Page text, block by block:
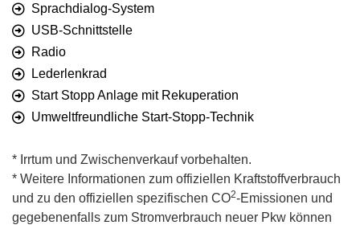
Sprachdialog-System
USB-Schnittstelle
Radio
Lederlenkrad
Start Stopp Anlage mit Rekuperation
Umweltfreundliche Start-Stopp-Technik
* Irrtum und Zwischenverkauf vorbehalten.
* Weitere Informationen zum offiziellen Kraftstoffverbrauch
und zu den offiziellen spezifischen CO2-Emissionen und
gegebenenfalls zum Stromverbrauch neuer Pkw können